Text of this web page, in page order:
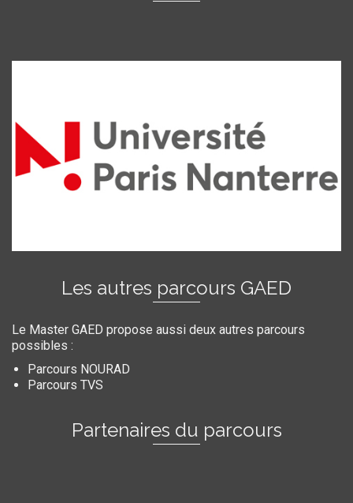
Les autres parcours GAED
Le Master GAED propose aussi deux autres parcours
possibles :
Parcours NOURAD
Parcours TVS
Partenaires du parcours